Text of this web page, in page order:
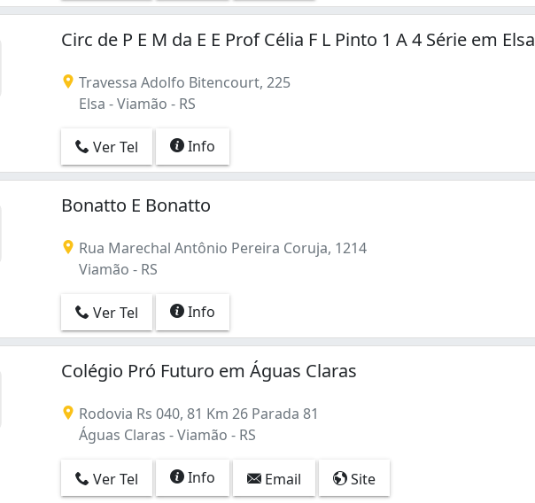
Circ de P E M da E E Prof Célia F L Pinto 1 A 4 Série em Elsa
Travessa Adolfo Bitencourt, 225
Elsa - Viamão - RS
Ver Tel Info
Bonatto E Bonatto
Rua Marechal Antônio Pereira Coruja, 1214
Viamão - RS
Ver Tel Info
Colégio Pró Futuro em Águas Claras
Rodovia Rs 040, 81 Km 26 Parada 81
Águas Claras - Viamão - RS
Ver Tel Info Email Site